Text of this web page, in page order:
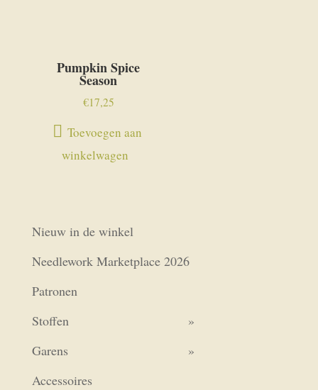
Pumpkin Spice
Season
€17,25
Toevoegen aan
winkelwagen
Nieuw in de winkel
Needlework Marketplace 2026
Patronen
Stoffen
Garens
Accessoires